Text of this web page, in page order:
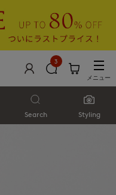
3
メニュー
Search Styling